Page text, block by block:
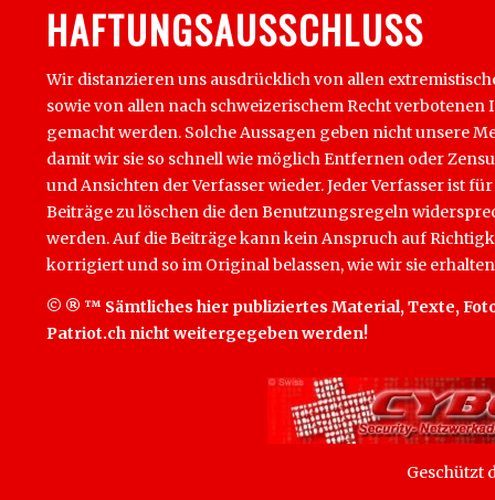
HAFTUNGSAUSSCHLUSS
Wir distanzieren uns ausdrücklich von allen
sowie von allen nach schweizerischem Recht
gemacht werden. Solche Aussagen geben nicht unsere
damit wir sie so schnell wie möglich Entfernen oder
und Ansichten der Verfasser wieder. Jeder Verfasser ist
Beiträge zu löschen die den Benutzungsregeln
werden. Auf die Beiträge kann kein Anspruch auf
korrigiert und so im Original belassen, wie wir sie
© ® ™ Sämtliches hier publiziertes Material, Texte,
Patriot.ch nicht weitergegeben werden!
Geschützt